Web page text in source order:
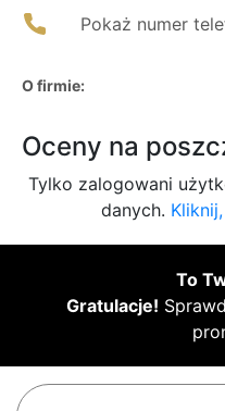
Pokaż numer
O firmie:
Oceny na
Tylko zalogowani
danych.
To
Gratulacje!